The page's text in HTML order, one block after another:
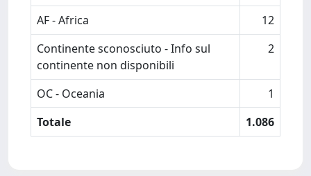
AF - Africa
12
Continente sconosciuto - Info sul
continente non disponibili
2
OC - Oceania
1
Totale
1.086